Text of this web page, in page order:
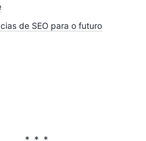
de SEO para o futuro